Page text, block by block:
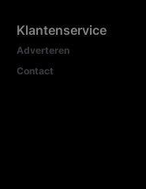
Klantenservice
Adverteren
Contact